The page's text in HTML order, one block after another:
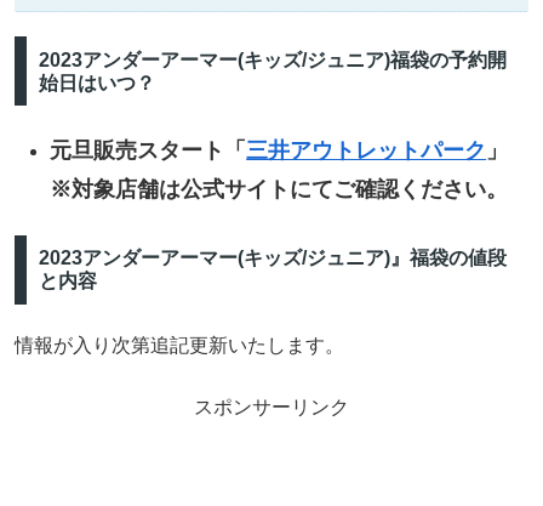
2023アンダーアーマー(キッズ/ジュニア)福袋の予約開
始日はいつ？
元旦販売スタート「 三井アウトレットパーク 」
※対象店舗は公式サイトにてご確認ください。
2023アンダーアーマー(キッズ/ジュニア)』福袋の値段
と内容
情報が入り次第追記更新いたします。
スポンサーリンク